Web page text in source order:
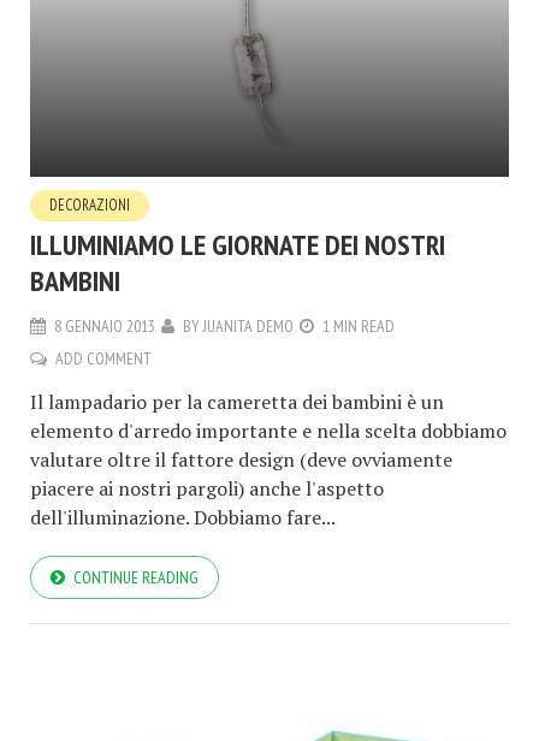
DECORAZIONI
ILLUMINIAMO LE GIORNATE DEI NOSTRI
BAMBINI
8 GENNAIO 2013 BYJUANITA DEMO
1 MIN READ
ADD COMMENT
Il lampadario per la cameretta dei bambini è un
elemento d'arredo importante e nella scelta dobbiamo
valutare oltre il fattore design (deve ovviamente
piacere ai nostri pargoli) anche l'aspetto
dell'illuminazione. Dobbiamo fare...
CONTINUE READING